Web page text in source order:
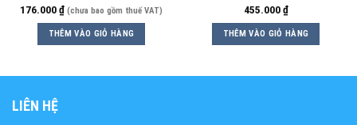
176.000₫ (chưa bao gồm thuế VAT)
THÊM VÀO GIỎ HÀNG
455.000₫
THÊM VÀO GIỎ HÀNG
LIÊN HỆ